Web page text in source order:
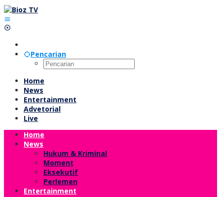
Lewati
ke
konten
Pencarian
Home
News
Entertainment
Advetorial
Live
Home
News
Hukum & Kriminal
Moment
Eksekutif
Perlemen
Entertainment